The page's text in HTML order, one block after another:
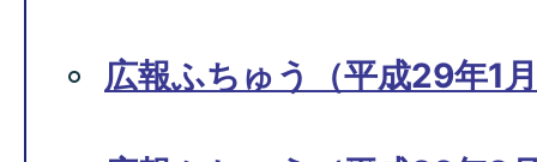
広報ふちゅう（平成29年1